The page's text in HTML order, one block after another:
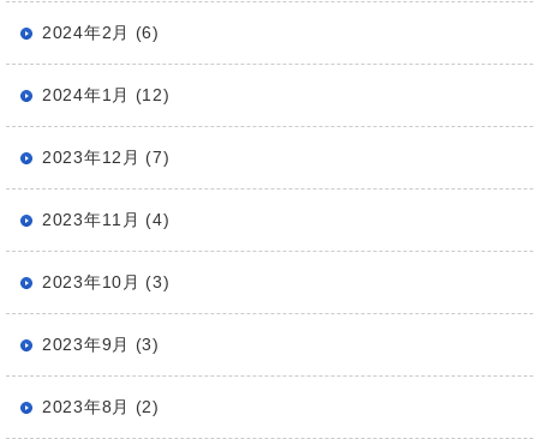
2024年2月 (6)
2024年1月 (12)
2023年12月 (7)
2023年11月 (4)
2023年10月 (3)
2023年9月 (3)
2023年8月 (2)